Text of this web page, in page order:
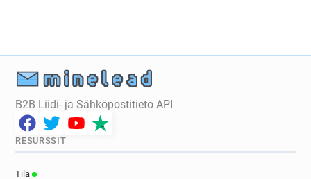
B2B Liidi- ja Sähköpostitieto API
RESURSSIT
Tila